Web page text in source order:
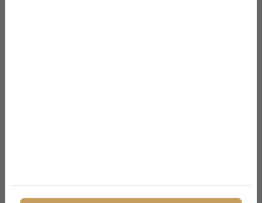
vizsgálatot